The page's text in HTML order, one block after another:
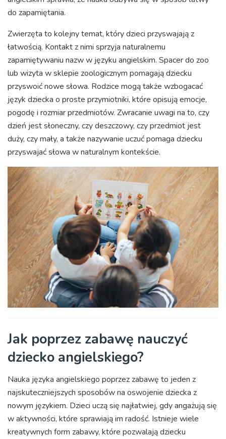
do zapamiętania.
Zwierzęta to kolejny temat, który dzieci przyswajają z
łatwością. Kontakt z nimi sprzyja naturalnemu
zapamiętywaniu nazw w języku angielskim. Spacer do zoo
lub wizyta w sklepie zoologicznym pomagają dziecku
przyswoić nowe słowa. Rodzice mogą także wzbogacać
język dziecka o proste przymiotniki, które opisują emocje,
pogodę i rozmiar przedmiotów. Zwracanie uwagi na to, czy
dzień jest słoneczny, czy deszczowy, czy przedmiot jest
duży, czy mały, a także nazywanie uczuć pomaga dziecku
przyswajać słowa w naturalnym kontekście.
Jak poprzez zabawę nauczyć
dziecko angielskiego?
Nauka języka angielskiego poprzez zabawę to jeden z
najskuteczniejszych sposobów na oswojenie dziecka z
nowym językiem. Dzieci uczą się najłatwiej, gdy angażują się
w aktywności, które sprawiają im radość. Istnieje wiele
kreatywnych form zabawy, które pozwalają dziecku